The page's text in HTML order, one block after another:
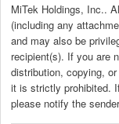
MiTek Holdings, Inc..
(including any
and may also be
recipient(s). If you are
distribution, copying,
it is strictly prohibited.
please notify the